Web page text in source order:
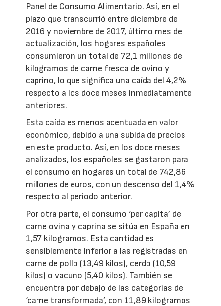
Panel de Consumo Alimentario. Así, en el
plazo que transcurrió entre diciembre de
2016 y noviembre de 2017, último mes de
actualización, los hogares españoles
consumieron un total de 72,1 millones de
kilogramos de carne fresca de ovino y
caprino, lo que significa una caída del 4,2%
respecto a los doce meses inmediatamente
anteriores.
Esta caída es menos acentuada en valor
económico, debido a una subida de precios
en este producto. Así, en los doce meses
analizados, los españoles se gastaron para
el consumo en hogares un total de 742,86
millones de euros, con un descenso del 1,4%
respecto al periodo anterior.
Por otra parte, el consumo ‘per capita’ de
carne ovina y caprina se sitúa en España en
1,57 kilogramos. Esta cantidad es
sensiblemente inferior a las registradas en
carne de pollo (13,49 kilos), cerdo (10,59
kilos) o vacuno (5,40 kilos). También se
encuentra por debajo de las categorías de
‘carne transformada’, con 11,89 kilogramos